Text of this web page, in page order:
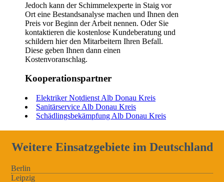
Jedoch kann der Schimmelexperte in Staig vor
Ort eine Bestandsanalyse machen und Ihnen den
Preis vor Beginn der Arbeit nennen. Oder Sie
kontaktieren die kostenlose Kundeberatung und
schildern hier den Mitarbeitern Ihren Befall.
Diese geben Ihnen dann einen
Kostenvoranschlag.
Kooperationspartner
Elektriker Notdienst Alb Donau Kreis
Sanitärservice Alb Donau Kreis
Schädlingsbekämpfung Alb Donau Kreis
Weitere Einsatzgebiete im Deutschland
Berlin
Leipzig